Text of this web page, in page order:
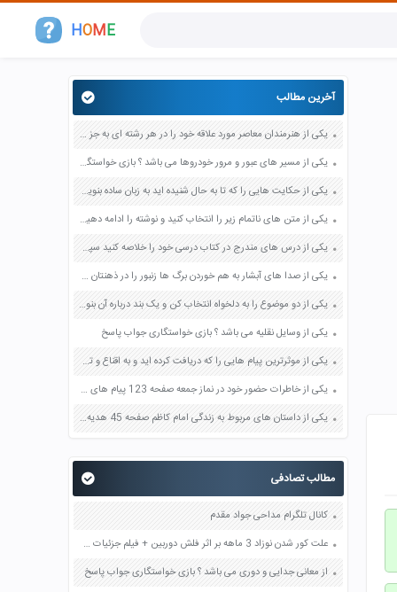
HOME
آخرین مطالب
یکی از هنرمندان معاصر مورد علاقه خود را در هر رشته ای به جز عکاسی صفحه 69 فرهنگ و هنر نهم
یکی از مسیر های عبور و مرور خودروها می باشد ؟ بازی خواستگاری جواب پاسخ
یکی از حکایت هایی را که تا به حال شنیده اید به زبان ساده بنویسید صفحه 97 نگارش ششم دبستان
یکی از متن های ناتمام زیر را انتخاب کنید و نوشته را ادامه دهید صفحه 73 و 74 کتاب نگارش فارسی پنجم دبستان
یکی از درس های مندرج در کتاب درسی خود را خلاصه کنید سپس متن خلاصه شده را با بهره گیری از روش های دسته بندی نمودار جدول نقشه مفهومی نشان دهید صفحه 118 نگارش یازدهم
یکی از صدا های آبشار به هم خوردن برگ ها زنبور را در ذهنتان مجسم کنید و درباره آن یک بند بنویسید صفحه 11 نگارش پنجم
یکی از دو موضوع را به دلخواه انتخاب کن و یک بند درباره آن بنویس صفحه 35 کتاب نگارش فارسی سوم
یکی از وسایل نقلیه می باشد ؟ بازی خواستگاری جواب پاسخ
یکی از موثرترین پیام هایی را که دریافت کرده اید و به اقناع و تغییری جدی در شما منجر شده است برسی کنید و علت این تاثیر گذاری قابل توجه را بنویسید صفحه 52 تفکر و سواد رسانه ای دهم
یکی از خاطرات حضور خود در نماز جمعه صفحه 123 پیام های آسمان هفتم
یکی از داستان های مربوط به زندگی امام کاظم صفحه 45 هدیه های آسمان چهارم
مطالب تصادفی
کانال تلگرام مداحی جواد مقدم
علت کور شدن نوزاد 3 ماهه بر اثر فلش دوربین + فیلم جزئیات ماجرا
از معانی جدایی و دوری می باشد ؟ بازی خواستگاری جواب پاسخ